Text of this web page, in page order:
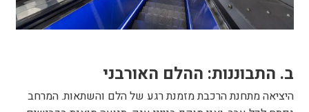
ב. התבוננות: ההלם האורבני
היציאה מתחנת הרכבת מזמנת רגע של הלם והשתאות. המרחב